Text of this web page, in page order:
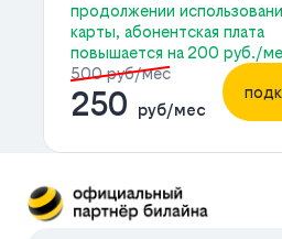
продолжении
карты, абонентская плата
повышается на 200 руб./
500 руб/мес
250 руб/мес